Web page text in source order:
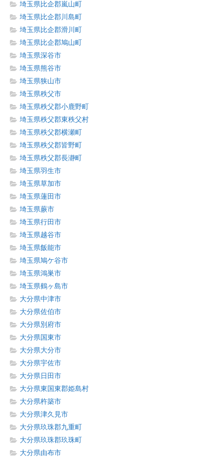
埼玉県比企郡嵐山町
埼玉県比企郡川島町
埼玉県比企郡滑川町
埼玉県比企郡鳩山町
埼玉県深谷市
埼玉県熊谷市
埼玉県狭山市
埼玉県秩父市
埼玉県秩父郡小鹿野町
埼玉県秩父郡東秩父村
埼玉県秩父郡横瀬町
埼玉県秩父郡皆野町
埼玉県秩父郡長瀞町
埼玉県羽生市
埼玉県草加市
埼玉県蓮田市
埼玉県蕨市
埼玉県行田市
埼玉県越谷市
埼玉県飯能市
埼玉県鳩ケ谷市
埼玉県鴻巣市
埼玉県鶴ヶ島市
大分県中津市
大分県佐伯市
大分県別府市
大分県国東市
大分県大分市
大分県宇佐市
大分県日田市
大分県東国東郡姫島村
大分県杵築市
大分県津久見市
大分県玖珠郡九重町
大分県玖珠郡玖珠町
大分県由布市